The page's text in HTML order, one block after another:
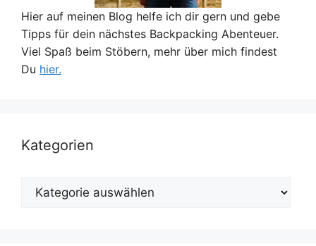
Hier auf meinen Blog helfe ich dir gern und gebe
Tipps für dein nächstes Backpacking Abenteuer.
Viel Spaß beim Stöbern, mehr über mich findest
Du hier.
Kategorien
Kategorien